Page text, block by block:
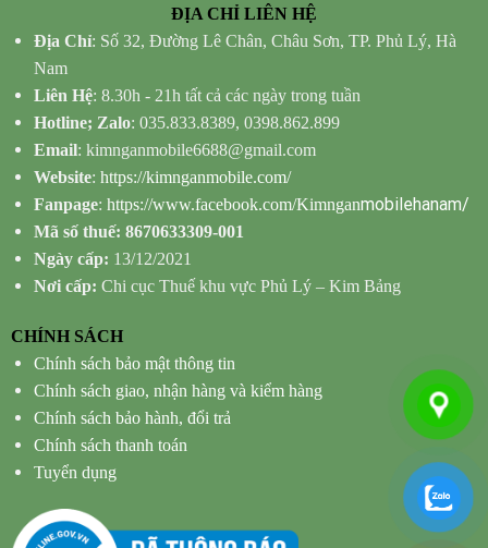
ĐỊA CHỈ LIÊN HỆ
Địa Chỉ: Số 32, Đường Lê Chân, Châu Sơn, TP. Phủ Lý, Hà
Nam
Liên Hệ: 8.30h - 21h tất cả các ngày trong tuần
Hotline; Zalo: 035.833.8389, 0398.862.899
Email: kimnganmobile6688@gmail.com
Website: https://kimnganmobile.com/
Fanpage: https://www.facebook.com/Kimnganmobilehanam/
Mã số thuế: 8670633309-001
Ngày cấp: 13/12/2021
Nơi cấp: Chi cục Thuế khu vực Phủ Lý – Kim Bảng
CHÍNH SÁCH
Chính sách bảo mật thông tin
Chính sách giao, nhận hàng và kiểm hàng
Chính sách bảo hành, đổi trả
Chính sách thanh toán
Tuyển dụng